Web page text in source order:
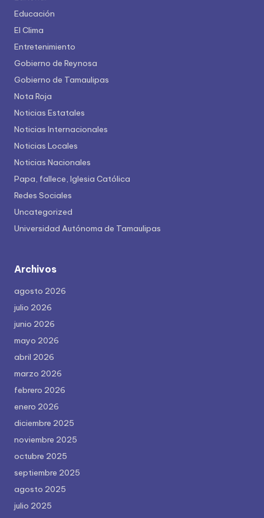
Educación
El Clima
Entretenimiento
Gobierno de Reynosa
Gobierno de Tamaulipas
Nota Roja
Noticias Estatales
Noticias Internacionales
Noticias Locales
Noticias Nacionales
Papa, fallece, Iglesia Católica
Redes Sociales
Uncategorized
Universidad Autónoma de Tamaulipas
Archivos
agosto 2026
julio 2026
junio 2026
mayo 2026
abril 2026
marzo 2026
febrero 2026
enero 2026
diciembre 2025
noviembre 2025
octubre 2025
septiembre 2025
agosto 2025
julio 2025